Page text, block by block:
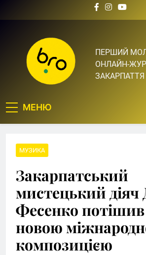
Bro.org.ua |
ТВІЙ БРО
ПЕРШИЙ
ОНЛАЙН-
ЗАКАРПАТТЯ
МЕНЮ
МУЗИКА
Закарпатський
мистецький
Фесенко
новою
композицією